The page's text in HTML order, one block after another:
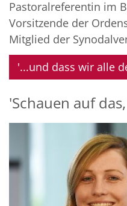
Pastoralreferentin im
Vorsitzende der
Mitglied der
'...und dass wir alle
'Schauen auf